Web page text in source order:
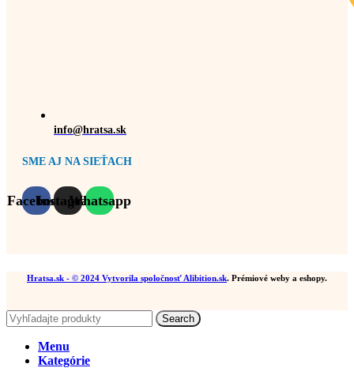
info@hratsa.sk
SME AJ NA SIEŤACH
FacebookInstagramWhatsapp
Hratsa.sk - © 2024 Vytvorila spoločnosť Alibition.sk. Prémiové weby a eshopy.
Search
Menu
Kategórie